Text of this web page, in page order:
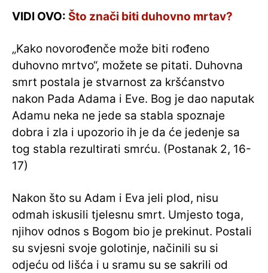
VIDI OVO: Što znači biti duhovno mrtav?
„Kako novorođenče može biti rođeno
duhovno mrtvo“, možete se pitati. Duhovna
smrt postala je stvarnost za kršćanstvo
nakon Pada Adama i Eve. Bog je dao naputak
Adamu neka ne jede sa stabla spoznaje
dobra i zla i upozorio ih je da će jedenje sa
tog stabla rezultirati smrću. (Postanak 2, 16-
17)
Nakon što su Adam i Eva jeli plod, nisu
odmah iskusili tjelesnu smrt. Umjesto toga,
njihov odnos s Bogom bio je prekinut. Postali
su svjesni svoje golotinje, načinili su si
odjeću od lišća i u sramu su se sakrili od